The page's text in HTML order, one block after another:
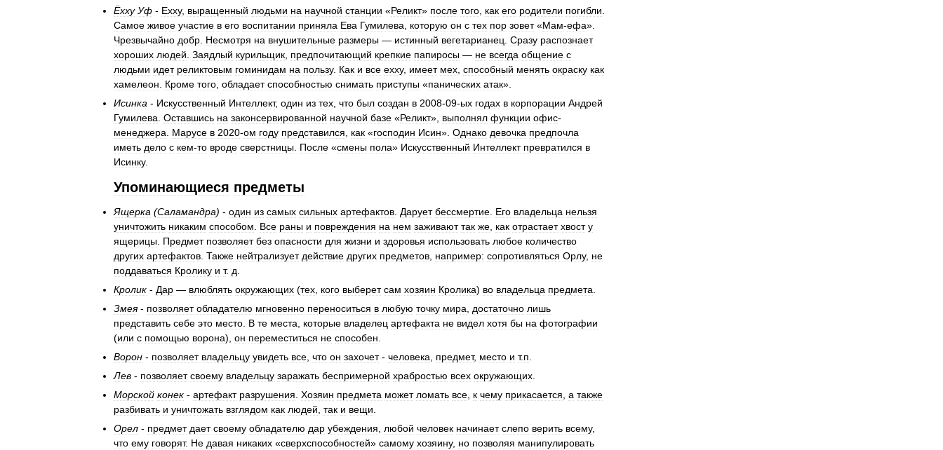
Ёхху Уф - Ехху, выращенный людьми на научной станции «Реликт» после того как его родители погибли
Самое живое участие в его воспитании приняла Ева Гумилева которую он с тех пор зовет«Мам-ефа».
Чрезвычайно добр Несмотря на внушительные размеры — истинный вегетарианец Сразу распознает
хороших людей Заядлый курильщик предпочитающий крепкие папиросы — не всегда общение с
людьми идет реликтовым гоминидам на пользу. Как и все ехху, имеет мех способный менять окраску как
хамелеон
Кроме того обладает способностью снимать приступы «панических атак».
Исинка - Искусственный Интеллект, один из тех что был создан в 2008-09-ых годах в корпорации Андрей
Гумилева Оставшись на законсервированной научной базе «Реликт», выполнял функции офис-
менеджера
Марусе в 2020-ом году представился как «господин Исин». Однако девочка предпочла
иметь дело с кем-то вроде сверстницы После «смены пола» Искусственный Интеллект превратился в
Исинку.
Упоминающиеся предметы
Ящерка (Саламандра) - один из самых сильных артефактов Дарует бессмертие Его владельца нельзя
уничтожить никаким способом Все раны и повреждения на нем заживают так же как отрастает хвост у
ящерицы Предмет позволяет без опасности для жизни и здоровья использовать любое количество
других артефактов Также нейтрализует действие других предметов например: сопротивляться Орлу, не
поддаваться Кролику и т. д
Кролик - Дар — влюблять окружающих (тех кого выберет сам хозяин Кролика) во владельца предмета
Змея- позволяет обладателю мгновенно переноситься в любую точку мира достаточно лишь
представить себе это место В те места которые владелец артефакта не видел хотя бы на фотографии
(или с помощью ворона), он переместиться не способен
Ворон - позволяет владельцу увидеть все что он захочет- человека предмет, место и т.п
Лев - позволяет своему владельцу заражать беспримерной храбростью всех окружающих
Морской конек - артефакт разрушения Хозяин предмета может ломать все к чему прикасается а также
разбивать и уничтожать взглядом как людей так и вещи
Орел - предмет дает своему обладателю дар убеждения любой человек начинает слепо верить всему,
что ему говорят. Не давая никаких «сверхспособностей» самому хозяину, но позволяя манипулировать